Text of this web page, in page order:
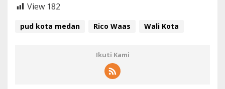
View 182
pud kota medan Rico Waas Wali Kota
Ikuti Kami